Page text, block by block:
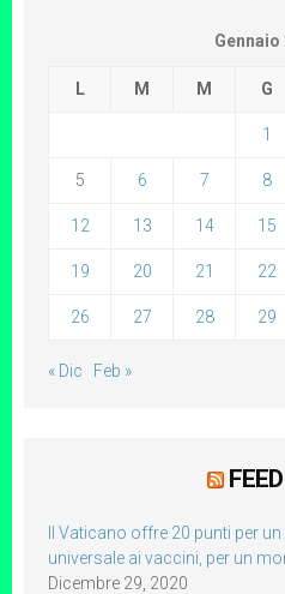
Gennaio
L M M G
1
5 6 7 8
12 13 14 15
19 20 21 22
26 27 28 29
« Dic Feb »
Il Vaticano offre 20 punti per
universale ai vaccini, per un
Dicembre 29, 2020